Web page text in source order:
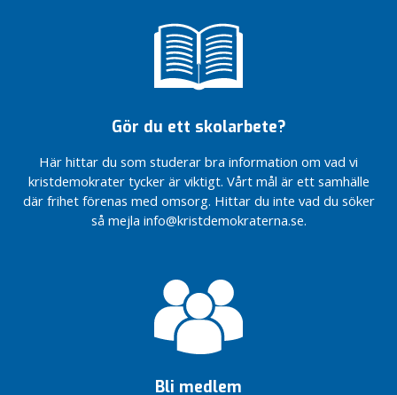
Gör du ett skolarbete?
Här hittar du som studerar bra information om vad vi
kristdemokrater tycker är viktigt. Vårt mål är ett samhälle
där frihet förenas med omsorg. Hittar du inte vad du söker
så mejla info@kristdemokraterna.se.
Bli medlem